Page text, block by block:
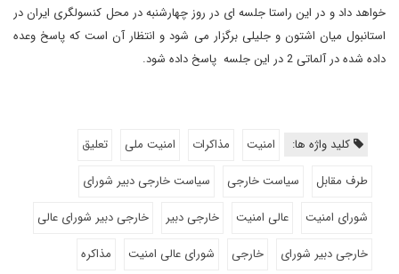
خواهد داد و در این راستا جلسه ای در روز چهارشنبه در محل کنسولگری ایران در
استانبول میان اشتون و جلیلی برگزار می شود و انتظار آن است که پاسخ وعده
داده شده در آلماتی 2 در این جلسه پاسخ داده شود.
کلید واژه ها: امنیت مذاکرات امنیت ملی
تعلیق
طرف مقابل
سیاست خارجی
سیاست خارجی دبیر شورای
شورای امنیت
عالی امنیت خارجی دبیر
خارجی دبیر شورای عالی
خارجی دبیر شورای
خارجی شورای عالی امنیت
مذاکره